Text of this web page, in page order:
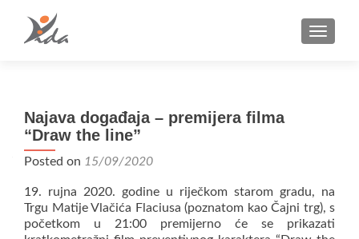
Najava događaja – premijera filma
“Draw the line”
Posted on 15/09/2020
19. rujna 2020. godine u riječkom starom gradu, na
Trgu Matije Vlačića Flaciusa (poznatom kao Čajni trg), s
početkom u 21:00 premijerno će se prikazati